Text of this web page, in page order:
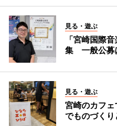
見る・遊ぶ
「宮崎国際
集 一般公募
見る・遊ぶ
宮崎のカフ
でものづくり